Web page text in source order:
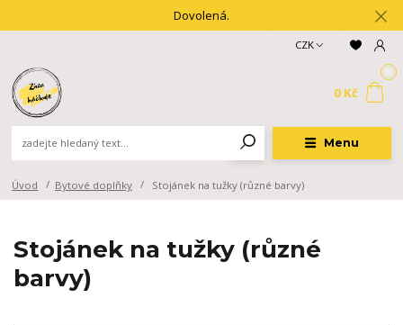
Dovolená.
Menu
CZK
0 Kč
Úvod Bytové doplňky Stojánek na tužky (různé barvy)
Stojánek na tužky (různé
barvy)